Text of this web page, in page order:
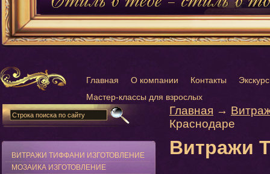
Главная О компании Контакты
Мастер-классы для взрослых
ВИТРАЖИ ТИФФАНИ ИЗГОТОВЛЕНИЕ
МОЗАИКА ИЗГОТОВЛЕНИЕ
Главная →
Краснодаре
Витражи